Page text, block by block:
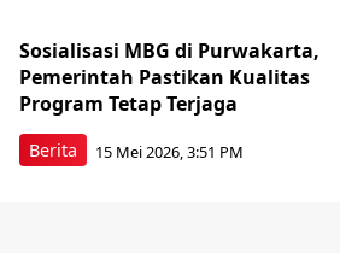
Berita
Sosialisasi MBG di Purwakarta,
Pemerintah Pastikan Kualitas
Program Tetap Terjaga
15 Mei 2026, 3:51 PM